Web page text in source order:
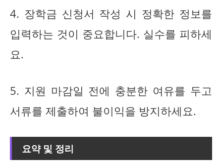
4. 장학금 신청서 작성 시 정확한 정보를
입력하는 것이 중요합니다. 실수를 피하세
요.
5. 지원 마감일 전에 충분한 여유를 두고
서류를 제출하여 불이익을 방지하세요.
요약 및 정리